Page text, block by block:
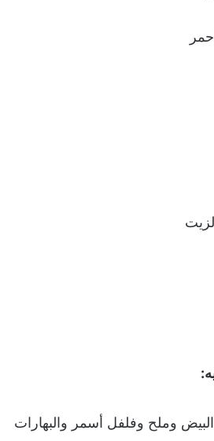
وملح وفلفل أسمر والبهارات